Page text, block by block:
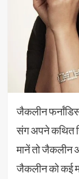
जैकलीन
संग अपने कथित
मानें तो
जैकलीन को कई